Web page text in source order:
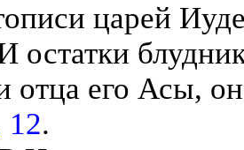
царей
остатки
отца его Асы,
12.